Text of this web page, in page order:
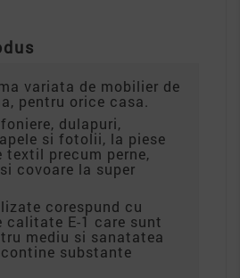
variata de mobilier de
pentru orice casa.
dulapuri,
si fotolii, la piese
textil precum perne,
covoare la super
corespund cu
calitate E-1 care sunt
mediu si sanatatea
substante